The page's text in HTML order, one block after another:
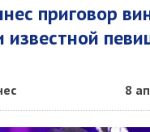
приговор
известной
8